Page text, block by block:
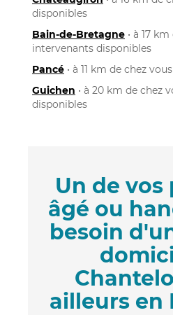
disponibles
Bain-de-Bretagne • à 17
intervenants disponibles
Pancé • à 11 km de chez
Guichen • à 20 km de chez
disponibles
Un de vos
âgé ou
besoin
ailleurs en